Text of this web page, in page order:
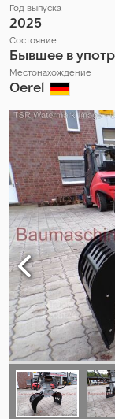
Год выпуска
2025
Состояние
Бывшее в
Местонахождение
Oerel